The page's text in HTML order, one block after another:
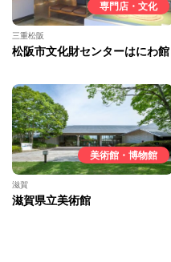
専門店・文化
三重松阪
松阪市文化財センターはにわ館
美術館・博物館
滋賀
滋賀県立美術館